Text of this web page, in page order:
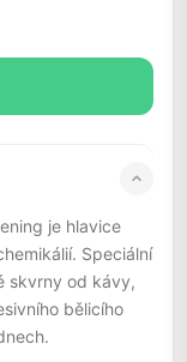
je hlavice
Speciální
skvrny od kávy,
bělicího